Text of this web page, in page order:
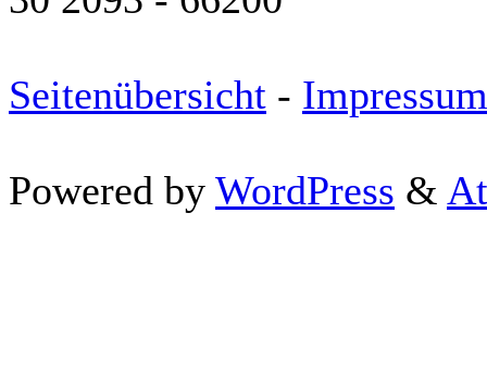
Seitenübersicht - Impressum
Powered by WordPress &